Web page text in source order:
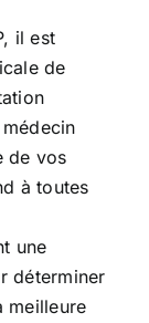
il est
de
de vos
à toutes
une
déterminer
meilleure